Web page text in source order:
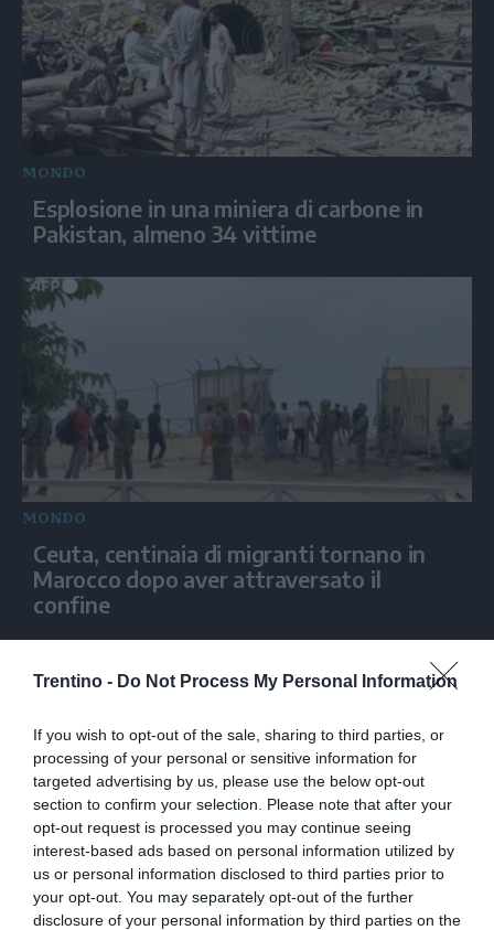
Trentino - Do Not Process My Personal Information
If you wish to opt-out of the sale, sharing to third parties, or
processing of your personal or sensitive information for
targeted advertising by us, please use the below opt-out
section to confirm your selection. Please note that after your
opt-out request is processed you may continue seeing
interest-based ads based on personal information utilized by
us or personal information disclosed to third parties prior to
your opt-out. You may separately opt-out of the further
disclosure of your personal information by third parties on the
MONDO
Esplosione in una miniera di carbone in
Pakistan, almeno 34 vittime
MONDO
Ceuta, centinaia di migranti tornano in
Marocco dopo aver attraversato il
confine
MONDO
Migranti a Ceuta, Sánchez: “Attacco